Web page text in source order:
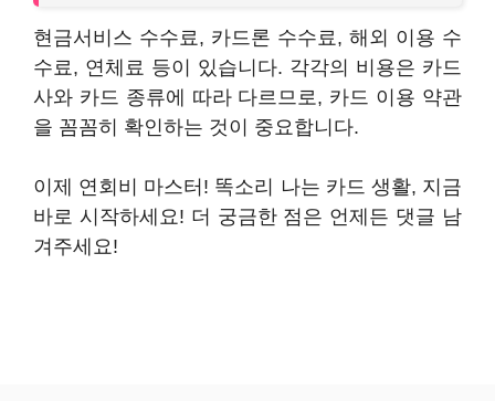
현금서비스 수수료, 카드론 수수료, 해외 이용 수
수료, 연체료 등이 있습니다. 각각의 비용은 카드
사와 카드 종류에 따라 다르므로, 카드 이용 약관
을 꼼꼼히 확인하는 것이 중요합니다.
이제 연회비 마스터! 똑소리 나는 카드 생활, 지금
바로 시작하세요! 더 궁금한 점은 언제든 댓글 남
겨주세요!